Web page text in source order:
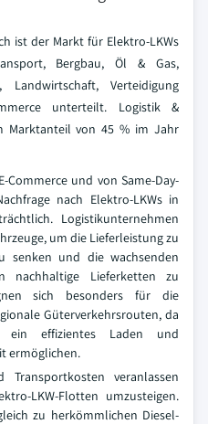
ist der Markt für Elektro-LKWs
Bergbau, Öl & Gas,
Landwirtschaft, Verteidigung
unterteilt. Logistik &
Marktanteil von 45 % im Jahr
Commerce und von Same-Day-
nach Elektro-LKWs in
Logistikunternehmen
um die Lieferleistung zu
senken und die wachsenden
nachhaltige Lieferketten zu
sich besonders für die
Güterverkehrsrouten, da
ein effizientes Laden und
ermöglichen.
Transportkosten veranlassen
LKW-Flotten umzusteigen.
zu herkömmlichen Diesel-